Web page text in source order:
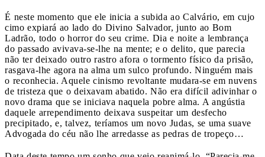
É neste momento que ele inicia a subida ao Calvário, em cujo
cimo expiará ao lado do Divino Salvador, junto ao Bom
Ladrão, todo o horror do seu crime. Dia e noite a lembrança
do passado avivava-se-lhe na mente; e o delito, que parecia
não ter deixado outro rastro afora o tormento físico da prisão,
rasgava-lhe agora na alma um sulco profundo. Ninguém mais
o reconhecia. Aquele cinismo revoltante mudara-se em nuvens
de tristeza que o deixavam abatido. Não era difícil adivinhar o
novo drama que se iniciava naquela pobre alma. A angústia
daquele arrependimento deixava suspeitar um desfecho
precipitado, e, talvez, teríamos um novo Judas, se uma suave
Advogada do céu não lhe arredasse as pedras de tropeço…